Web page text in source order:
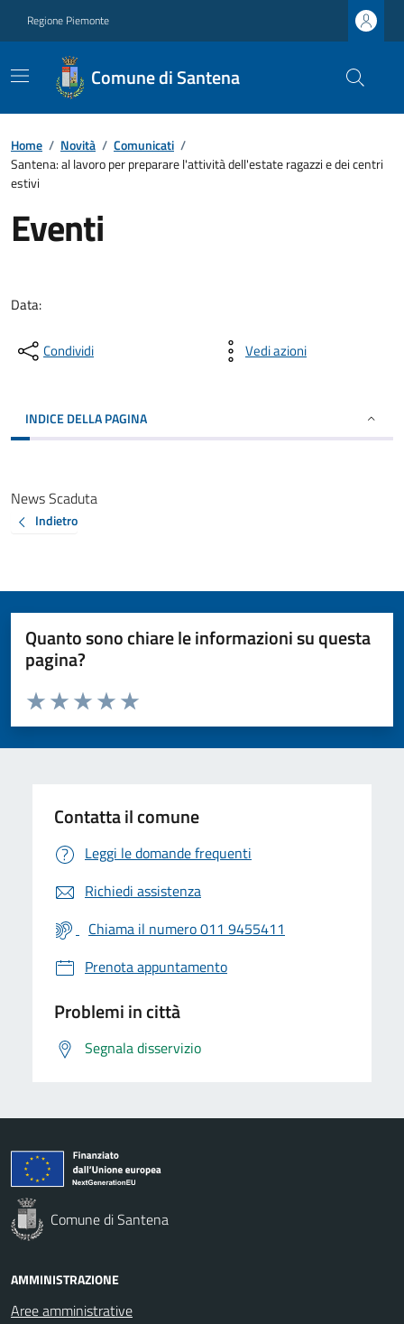
Regione Piemonte
Comune di Santena
Home / Novità / Comunicati /
Santena: al lavoro per preparare l'attività dell'estate ragazzi e dei centri
estivi
Eventi
Data:
Condividi Vedi azioni
INDICE DELLA PAGINA
News Scaduta
Indietro
Quanto sono chiare le informazioni su questa
pagina?
Valuta da 1 a 5 stelle la pagina
Valuta 5 stelle su 5
Valuta 4 stelle su 5
Valuta 3 stelle su 5
Valuta 2 stelle su 5
Valuta 1 stelle su 5
Contatta il comune
Leggi le domande frequenti
Richiedi assistenza
Chiama il numero 011 9455411
Prenota appuntamento
Problemi in città
Segnala disservizio
Comune di Santena
AMMINISTRAZIONE
Aree amministrative